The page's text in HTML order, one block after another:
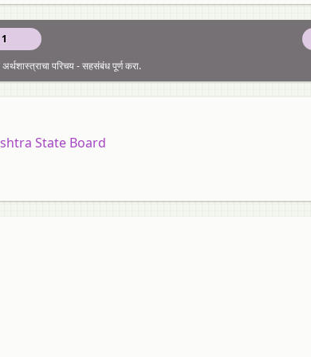
परिचय - सहसंबंध पूर्ण करा.
State Board